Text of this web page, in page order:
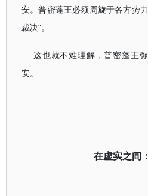
安。普密蓬王必须周旋于各方势
裁决”。
这也就不难理解，普密蓬王
安。
在虚实之间